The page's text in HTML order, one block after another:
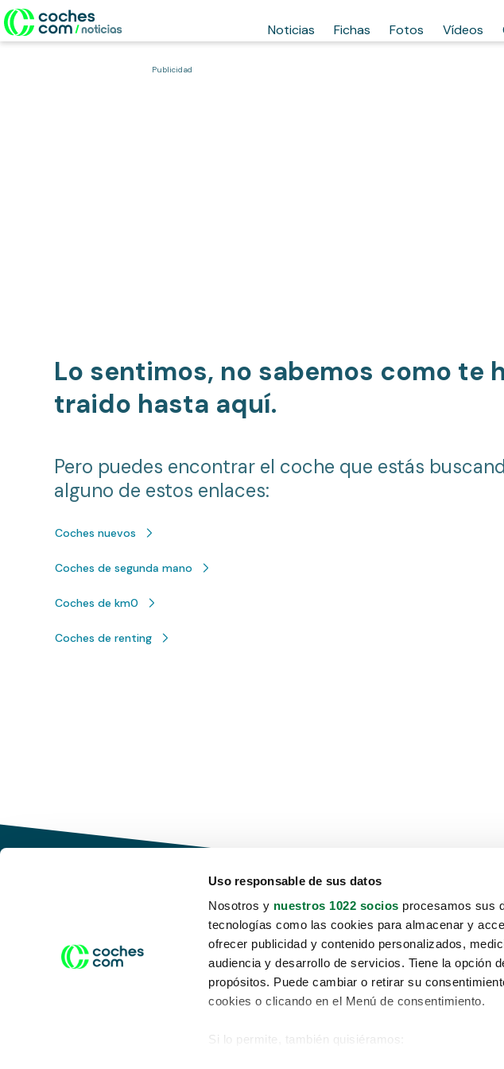
Uso responsable de sus datos
Nosotros y nuestros 1022 socios procesamos sus
tecnologías como las cookies para almacenar y
ofrecer publicidad y contenido personalizados,
audiencia y desarrollo de servicios. Tiene la opción
propósitos. Puede cambiar o retirar su
cookies o clicando en el Menú de consentimiento.
Si lo permite, también quisiéramos:
Noticias Fichas Fotos Vídeos
Publicidad
Lo sentimos, no sabemos como te
traido hasta aquí.
Pero puedes encontrar el coche que estás
alguno de estos enlaces:
Coches nuevos
Coches de segunda mano
Coches de km0
Coches de renting
Conduce tu futuro,
desata tu movilidad